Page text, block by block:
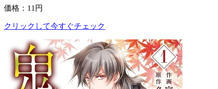
価格：11円
クリックして今すぐチェック